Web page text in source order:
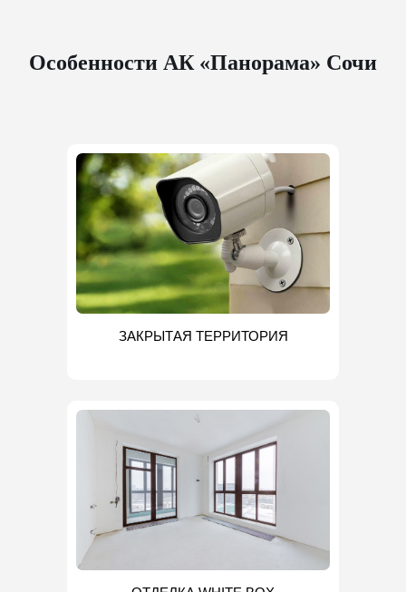
Особенности АК «Панорама» Сочи
ЗАКРЫТАЯ ТЕРРИТОРИЯ